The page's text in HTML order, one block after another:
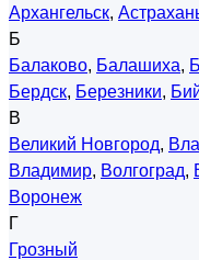
Архангельск,
Б
Балаково, Балашиха,
Бердск, Березники,
В
Великий Новгород,
Владимир, Волгоград,
Воронеж
Г
Грозный